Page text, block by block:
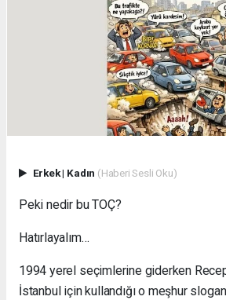
Erkek| Kadın (Haberi Sesli Oku)
Peki nedir bu TOÇ?
Hatırlayalım…
1994 yerel seçimlerine giderken Recep
İstanbul için kullandığı o meşhur